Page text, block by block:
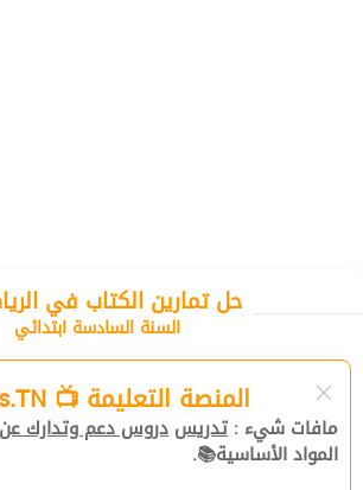
حل تمارين الكتاب في
السنة السادسة ابتدائي
المنصة التعليمة 📺 Tadris.TN
مافات شيء : تدريس دروس دعم وتدارك
المواد الأساسية📚.